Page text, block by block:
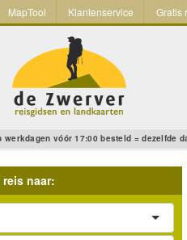
MapTool Klantenservice Gratis
werkdagen vóór 17:00 besteld = dezelfde
naar: